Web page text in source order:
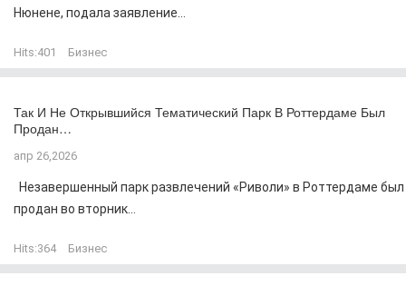
Нюнене, подала заявление...
Hits:401 Бизнес
Так И Не Открывшийся Тематический Парк В Роттердаме Был
Продан…
апр 26,2026
Незавершенный парк развлечений «Риволи» в Роттердаме был
продан во вторник...
Hits:364 Бизнес